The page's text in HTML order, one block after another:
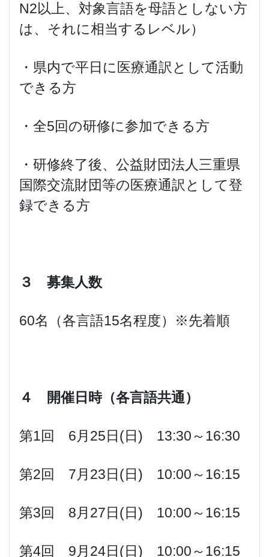
N2以上、対象言語を母語としない方
は、それに相当するレベル）
・県内で平日に医療通訳として活動
できる方
・全5回の研修に参加できる方
・研修終了後、公益財団法人三重県
国際交流財団等の医療通訳として登
録できる方
３ 募集人数
60名（各言語15名程度）※先着順
４ 開催日時（各言語共通）
第1回 6月25日(日) 13:30～16:30
第2回 7月23日(日) 10:00～16:15
第3回 8月27日(日) 10:00～16:15
第4回 9月24日(日) 10:00～16:15